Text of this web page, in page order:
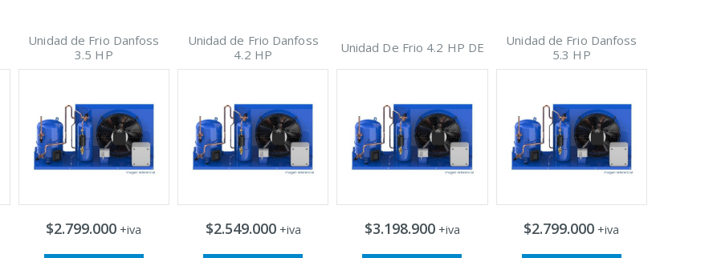
Unidad de Frio Danfoss
3.5 HP
$2.799.000 +iva
Unidad de Frio Danfoss
4.2 HP
$2.549.000+iva
Unidad De Frio 4.2 HP DE
$3.198.900+iva
Unidad de Frio Danfoss
5.3 HP
$2.799.000 +iva